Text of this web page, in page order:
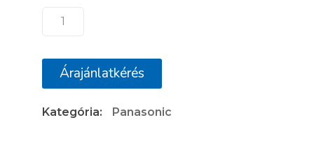
Panasonic
Z25-
TKEA
Klímaberendezés
Árajánlatkérés
Kategória: Panasonic